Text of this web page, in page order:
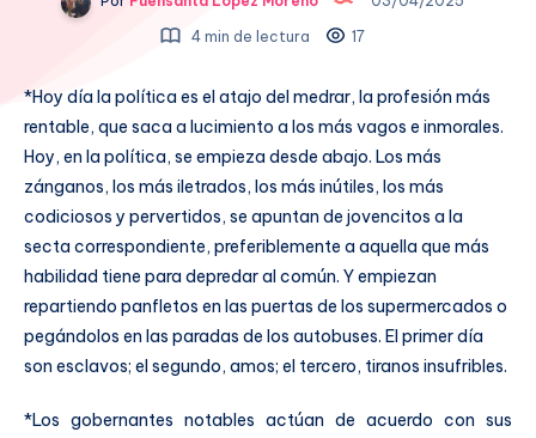
4 min de lectura
17
*Hoy día la política es el atajo del medrar, la profesión más
rentable, que saca a lucimiento a los más vagos e inmorales.
Hoy, en la política, se empieza desde abajo. Los más
zánganos, los más iletrados, los más inútiles, los más
codiciosos y pervertidos, se apuntan de jovencitos a la
secta correspondiente, preferiblemente a aquella que más
habilidad tiene para depredar al común. Y empiezan
repartiendo panfletos en las puertas de los supermercados o
pegándolos en las paradas de los autobuses. El primer día
son esclavos; el segundo, amos; el tercero, tiranos insufribles.
*Los gobernantes notables actúan de acuerdo con sus